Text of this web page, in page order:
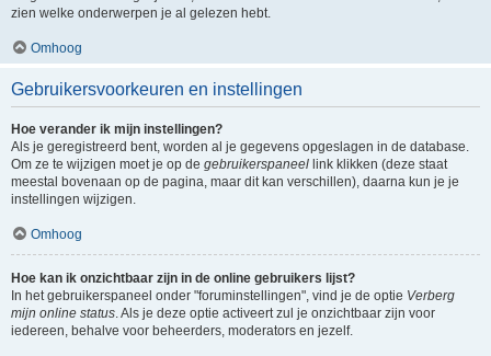
zien welke onderwerpen je al gelezen hebt.
Omhoog
Gebruikersvoorkeuren en instellingen
Hoe verander ik mijn instellingen?
Als je geregistreerd bent, worden al je gegevens opgeslagen in de database.
Om ze te wijzigen moet je op de gebruikerspaneel link klikken (deze staat
meestal bovenaan op de pagina, maar dit kan verschillen), daarna kun je je
instellingen wijzigen.
Omhoog
Hoe kan ik onzichtbaar zijn in de online gebruikers lijst?
In het gebruikerspaneel onder "foruminstellingen", vind je de optie Verberg
mijn online status. Als je deze optie activeert zul je onzichtbaar zijn voor
iedereen, behalve voor beheerders, moderators en jezelf.